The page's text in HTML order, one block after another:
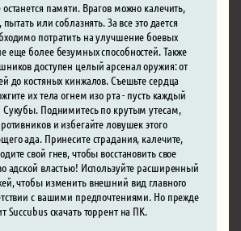
памяти. Врагов можно калечить,
пытать или соблазнять. За все это дается
потратить на улучшение боевых
еще более безумных способностей. Также
доступен целый арсенал оружия: от
до костяных кинжалов. Съешьте сердца
их тела огнем изо рта - пусть каждый
Сукубы. Поднимитесь по крутым утесам,
и избегайте ловушек этого
ада. Принесите страдания, калечите,
свой гнев, чтобы восстановить свое
адской властью! Используйте расширенный
чтобы изменить внешний вид главного
с вашими предпочтениями. Но прежде
Succubus скачать торрент на ПК.